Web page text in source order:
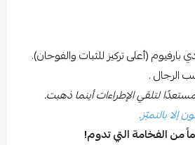
بارفيوم (أعلى تركيز للثبات والفوحان).
الرجال .
لتلقي الإطراءات أينما ذهبت.
بالتميّز.
من الفخامة التي تدوم!